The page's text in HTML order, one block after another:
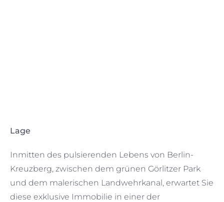
Lage
Inmitten des pulsierenden Lebens von Berlin-
Kreuzberg, zwischen dem grünen Görlitzer Park
und dem malerischen Landwehrkanal, erwartet Sie
diese exklusive Immobilie in einer der